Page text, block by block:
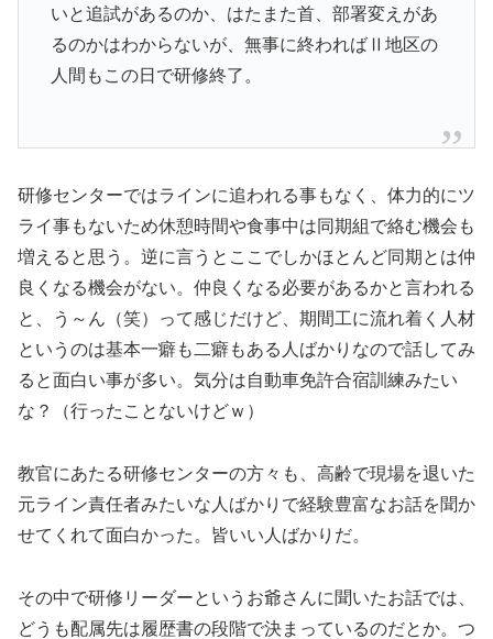
いと追試があるのか、はたまた首、部署変えがあ
るのかはわからないが、無事に終わればⅡ地区の
人間もこの日で研修終了。
研修センターではラインに追われる事もなく、体力的にツ
ライ事もないため休憩時間や食事中は同期組で絡む機会も
増えると思う。逆に言うとここでしかほとんど同期とは仲
良くなる機会がない。仲良くなる必要があるかと言われる
と、う～ん（笑）って感じだけど、期間工に流れ着く人材
というのは基本一癖も二癖もある人ばかりなので話してみ
ると面白い事が多い。気分は自動車免許合宿訓練みたい
な？（行ったことないけどｗ）
教官にあたる研修センターの方々も、高齢で現場を退いた
元ライン責任者みたいな人ばかりで経験豊富なお話を聞か
せてくれて面白かった。皆いい人ばかりだ。
その中で研修リーダーというお爺さんに聞いたお話では、
どうも配属先は履歴書の段階で決まっているのだとか。つ